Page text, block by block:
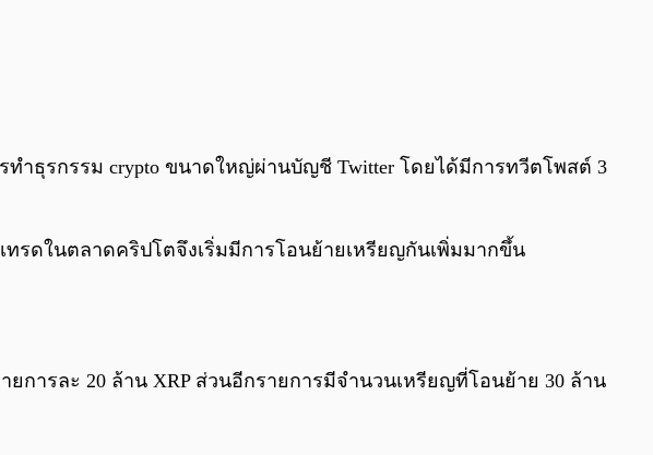
0:00/ 0:00
ทำธุรกรรม crypto ขนาดใหญ่ผ่านบัญชี Twitter โดยได้มีการทวีตโพสต์ 3
ทรดในตลาดคริปโตจึงเริ่มมีการโอนย้ายเหรียญกันเพิ่มมากขึ้น
การละ 20 ล้าน XRP ส่วนอีกรายการมีจำนวนเหรียญที่โอนย้าย 30 ล้าน